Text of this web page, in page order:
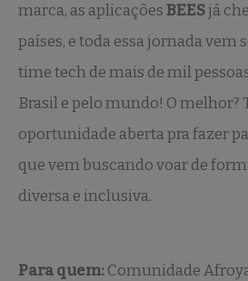
marca, as aplicaçõesBEESjá
países, e toda essa jornada vem
time tech de mais de mil
Brasil e pelo mundo! O melhor?
oportunidade aberta pra fazer
que vem buscando voar de
diversa e inclusiva.
Para quem:Comunidade